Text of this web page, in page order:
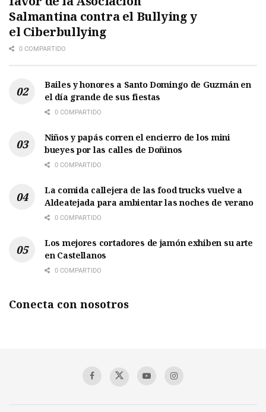
Salmantina contra el Bullying y
el Ciberbullying
0 COMPARTIDO
Bailes y honores a Santo Domingo de Guzmán en
el día grande de sus fiestas
0 COMPARTIDO
Niños y papás corren el encierro de los mini
bueyes por las calles de Doñinos
0 COMPARTIDO
La comida callejera de las food trucks vuelve a
Aldeatejada para ambientar las noches de verano
0 COMPARTIDO
Los mejores cortadores de jamón exhiben su arte
en Castellanos
0 COMPARTIDO
Conecta con nosotros